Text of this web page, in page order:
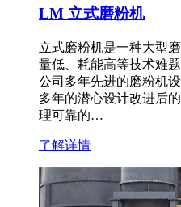
LM 立式磨粉机
立式磨粉机是一种大型
量低、耗能高等技术难
公司多年先进的磨粉机
多年的潜心设计改进后
理可靠的…
了解详情